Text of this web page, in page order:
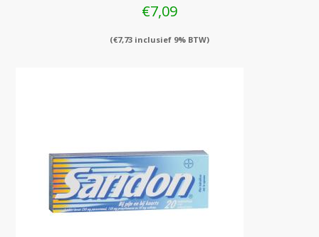
€7,09
(€7,73 inclusief 9% BTW)